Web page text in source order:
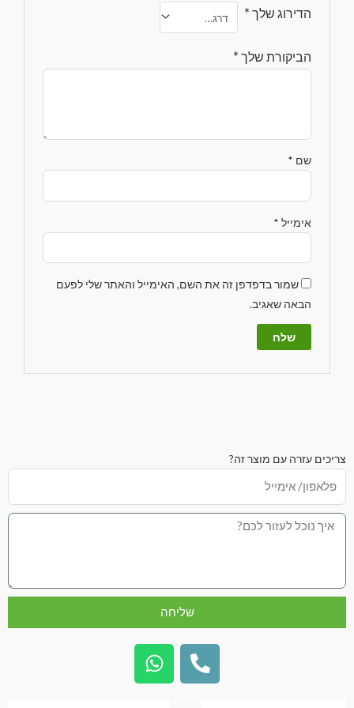
הדירוג שלך *
הביקורת שלך *
שם *
אימייל *
שמור בדפדפן זה את השם, האימייל והאתר שלי לפעם
הבאה שאגיב.
צריכים עזרה עם מוצר זה?
שליחה